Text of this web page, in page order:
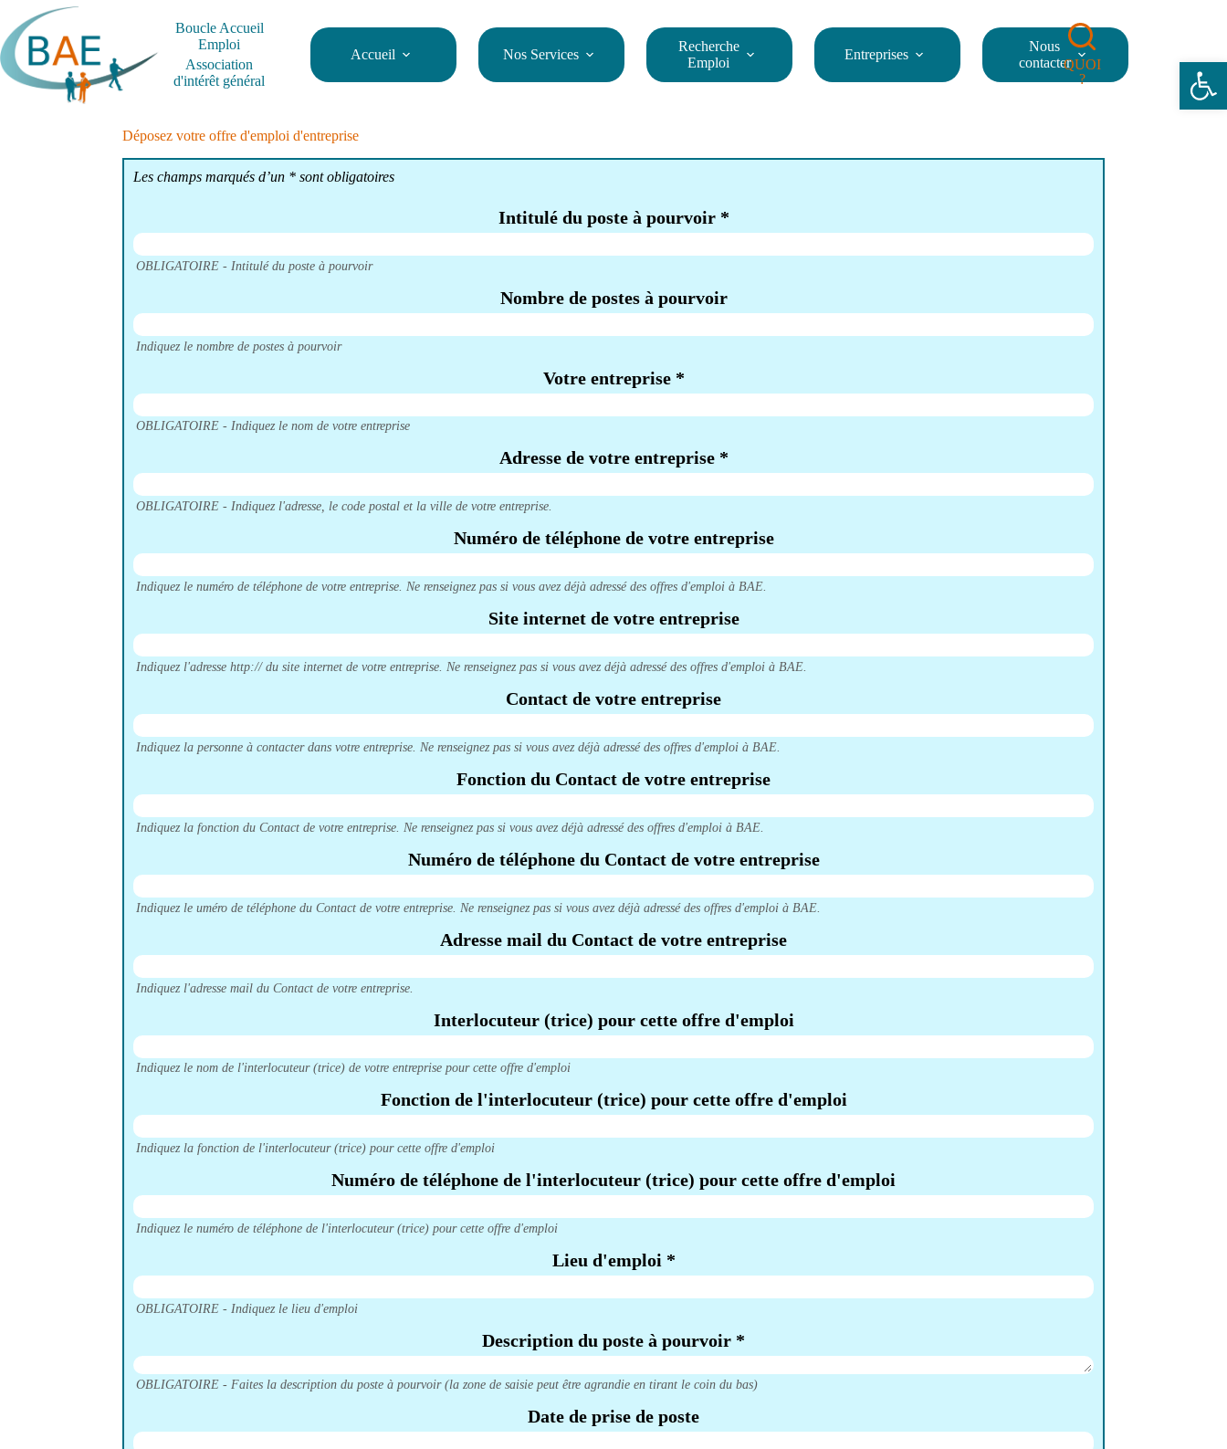
Ouvrir la barre d’outils
contenu
Boucle Accueil
Emploi
Association
d'intérêt général
Accueil Nos Services
Recherche
Emploi
Entreprises
Nous
contacterQUOI
?
Déposez votre offre d'emploi d'entreprise
Les champs marqués d’un * sont obligatoires
Intitulé du poste à pourvoir *
OBLIGATOIRE - Intitulé du poste à pourvoir
Nombre de postes à pourvoir
Indiquez le nombre de postes à pourvoir
Votre entreprise *
OBLIGATOIRE - Indiquez le nom de votre entreprise
Adresse de votre entreprise *
OBLIGATOIRE - Indiquez l'adresse, le code postal et la ville de votre entreprise.
Numéro de téléphone de votre entreprise
Indiquez le numéro de téléphone de votre entreprise. Ne renseignez pas si vous avez déjà adressé des offres d'emploi à BAE.
Site internet de votre entreprise
Indiquez l'adresse http:// du site internet de votre entreprise. Ne renseignez pas si vous avez déjà adressé des offres d'emploi à BAE.
Contact de votre entreprise
Indiquez la personne à contacter dans votre entreprise. Ne renseignez pas si vous avez déjà adressé des offres d'emploi à BAE.
Fonction du Contact de votre entreprise
Indiquez la fonction du Contact de votre entreprise. Ne renseignez pas si vous avez déjà adressé des offres d'emploi à BAE.
Numéro de téléphone du Contact de votre entreprise
Indiquez le uméro de téléphone du Contact de votre entreprise. Ne renseignez pas si vous avez déjà adressé des offres d'emploi à BAE.
Adresse mail du Contact de votre entreprise
Indiquez l'adresse mail du Contact de votre entreprise.
Interlocuteur (trice) pour cette offre d'emploi
Indiquez le nom de l'interlocuteur (trice) de votre entreprise pour cette offre d'emploi
Fonction de l'interlocuteur (trice) pour cette offre d'emploi
Indiquez la fonction de l'interlocuteur (trice) pour cette offre d'emploi
Numéro de téléphone de l'interlocuteur (trice) pour cette offre d'emploi
Indiquez le numéro de téléphone de l'interlocuteur (trice) pour cette offre d'emploi
Lieu d'emploi *
OBLIGATOIRE - Indiquez le lieu d'emploi
Description du poste à pourvoir *
OBLIGATOIRE - Faites la description du poste à pourvoir (la zone de saisie peut être agrandie en tirant le coin du bas)
Date de prise de poste